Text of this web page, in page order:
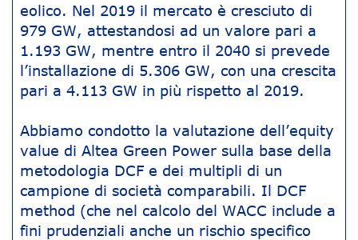
eolico. Nel 2019 il mercato è cresciuto di
979 GW, attestandosi ad un valore pari a
1.193 GW, mentre entro il 2040 si prevede
l’installazione di 5.306 GW, con una crescita
pari a 4.113 GW in più rispetto al 2019.
Abbiamo condotto la valutazione dell’equity
value di Altea Green Power sulla base della
metodologia DCF e dei multipli di un
campione di società comparabili. Il DCF
method (che nel calcolo del WACC include a
fini prudenziali anche un rischio specifico